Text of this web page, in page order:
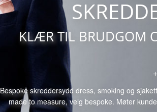
KLÆR TIL BRUDGOM
Bespoke skreddersydd dress, smoking og
made to measure, velg bespoke. Møter